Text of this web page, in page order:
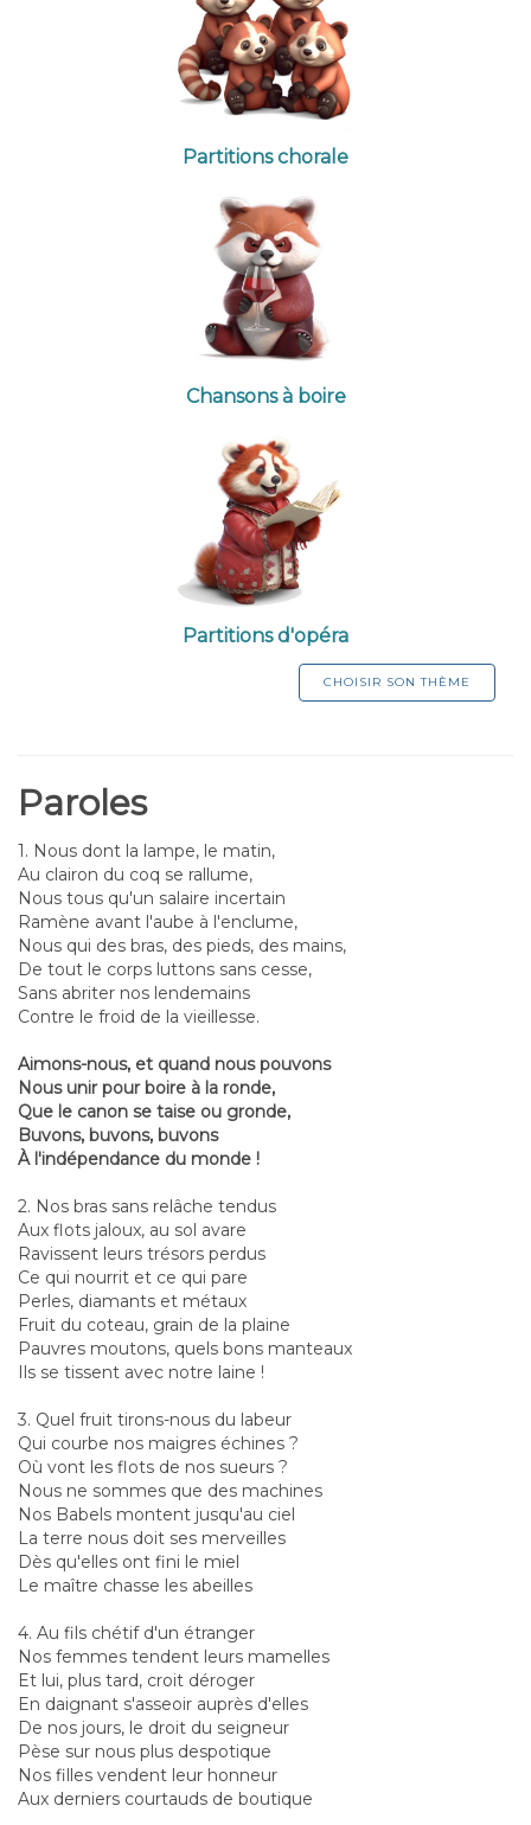
Partitions chorale
Chansons à boire
Partitions d'opéra
CHOISIR SON THÈME
Paroles
1. Nous dont la lampe, le matin,
Au clairon du coq se rallume,
Nous tous qu'un salaire incertain
Ramène avant l'aube à l'enclume,
Nous qui des bras, des pieds, des mains,
De tout le corps luttons sans cesse,
Sans abriter nos lendemains
Contre le froid de la vieillesse.
Aimons-nous, et quand nous pouvons
Nous unir pour boire à la ronde,
Que le canon se taise ou gronde,
Buvons, buvons, buvons
À l'indépendance du monde !
2. Nos bras sans relâche tendus
Aux flots jaloux, au sol avare
Ravissent leurs trésors perdus
Ce qui nourrit et ce qui pare
Perles, diamants et métaux
Fruit du coteau, grain de la plaine
Pauvres moutons, quels bons manteaux
Ils se tissent avec notre laine !
3. Quel fruit tirons-nous du labeur
Qui courbe nos maigres échines ?
Où vont les flots de nos sueurs ?
Nous ne sommes que des machines
Nos Babels montent jusqu'au ciel
La terre nous doit ses merveilles
Dès qu'elles ont fini le miel
Le maître chasse les abeilles
4. Au fils chétif d'un étranger
Nos femmes tendent leurs mamelles
Et lui, plus tard, croit déroger
En daignant s'asseoir auprès d'elles
De nos jours, le droit du seigneur
Pèse sur nous plus despotique
Nos filles vendent leur honneur
Aux derniers courtauds de boutique